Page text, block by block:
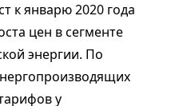
к январю 2020 года
цен в сегменте
энергии. По
у